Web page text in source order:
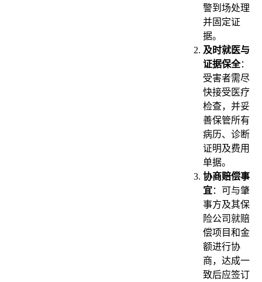
警到场处理
并固定证
据。
及时就医与
证据保全：
受害者需尽
快接受医疗
检查，并妥
善保管所有
病历、诊断
证明及费用
单据。
协商赔偿事
宜：可与肇
事方及其保
险公司就赔
偿项目和金
额进行协
商，达成一
致后应签订